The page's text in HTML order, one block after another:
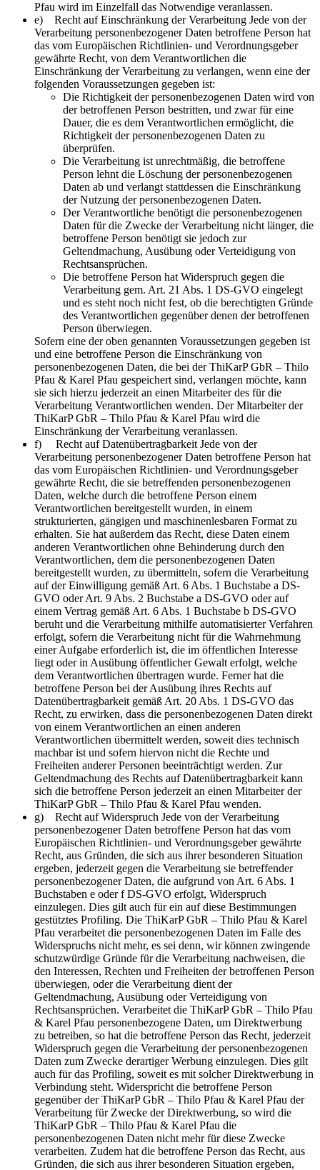
Pfau wird im Einzelfall das Notwendige veranlassen.
e) Recht auf Einschränkung der Verarbeitung Jede von der
Verarbeitung personenbezogener Daten betroffene Person hat
das vom Europäischen Richtlinien- und Verordnungsgeber
gewährte Recht, von dem Verantwortlichen die
Einschränkung der Verarbeitung zu verlangen, wenn eine der
folgenden Voraussetzungen gegeben ist:
Die Richtigkeit der personenbezogenen Daten wird von
der betroffenen Person bestritten, und zwar für eine
Dauer, die es dem Verantwortlichen ermöglicht, die
Richtigkeit der personenbezogenen Daten zu
überprüfen.
Die Verarbeitung ist unrechtmäßig, die betroffene
Person lehnt die Löschung der personenbezogenen
Daten ab und verlangt stattdessen die Einschränkung
der Nutzung der personenbezogenen Daten.
Der Verantwortliche benötigt die personenbezogenen
Daten für die Zwecke der Verarbeitung nicht länger, die
betroffene Person benötigt sie jedoch zur
Geltendmachung, Ausübung oder Verteidigung von
Rechtsansprüchen.
Die betroffene Person hat Widerspruch gegen die
Verarbeitung gem. Art. 21 Abs. 1 DS-GVO eingelegt
und es steht noch nicht fest, ob die berechtigten Gründe
des Verantwortlichen gegenüber denen der betroffenen
Person überwiegen.
Sofern eine der oben genannten Voraussetzungen gegeben ist
und eine betroffene Person die Einschränkung von
personenbezogenen Daten, die bei der ThiKarP GbR – Thilo
Pfau & Karel Pfau gespeichert sind, verlangen möchte, kann
sie sich hierzu jederzeit an einen Mitarbeiter des für die
Verarbeitung Verantwortlichen wenden. Der Mitarbeiter der
ThiKarP GbR – Thilo Pfau & Karel Pfau wird die
Einschränkung der Verarbeitung veranlassen.
f) Recht auf Datenübertragbarkeit Jede von der
Verarbeitung personenbezogener Daten betroffene Person hat
das vom Europäischen Richtlinien- und Verordnungsgeber
gewährte Recht, die sie betreffenden personenbezogenen
Daten, welche durch die betroffene Person einem
Verantwortlichen bereitgestellt wurden, in einem
strukturierten, gängigen und maschinenlesbaren Format zu
erhalten. Sie hat außerdem das Recht, diese Daten einem
anderen Verantwortlichen ohne Behinderung durch den
Verantwortlichen, dem die personenbezogenen Daten
bereitgestellt wurden, zu übermitteln, sofern die Verarbeitung
auf der Einwilligung gemäß Art. 6 Abs. 1 Buchstabe a DS-
GVO oder Art. 9 Abs. 2 Buchstabe a DS-GVO oder auf
einem Vertrag gemäß Art. 6 Abs. 1 Buchstabe b DS-GVO
beruht und die Verarbeitung mithilfe automatisierter Verfahren
erfolgt, sofern die Verarbeitung nicht für die Wahrnehmung
einer Aufgabe erforderlich ist, die im öffentlichen Interesse
liegt oder in Ausübung öffentlicher Gewalt erfolgt, welche
dem Verantwortlichen übertragen wurde. Ferner hat die
betroffene Person bei der Ausübung ihres Rechts auf
Datenübertragbarkeit gemäß Art. 20 Abs. 1 DS-GVO das
Recht, zu erwirken, dass die personenbezogenen Daten direkt
von einem Verantwortlichen an einen anderen
Verantwortlichen übermittelt werden, soweit dies technisch
machbar ist und sofern hiervon nicht die Rechte und
Freiheiten anderer Personen beeinträchtigt werden. Zur
Geltendmachung des Rechts auf Datenübertragbarkeit kann
sich die betroffene Person jederzeit an einen Mitarbeiter der
ThiKarP GbR – Thilo Pfau & Karel Pfau wenden.
g) Recht auf Widerspruch Jede von der Verarbeitung
personenbezogener Daten betroffene Person hat das vom
Europäischen Richtlinien- und Verordnungsgeber gewährte
Recht, aus Gründen, die sich aus ihrer besonderen Situation
ergeben, jederzeit gegen die Verarbeitung sie betreffender
personenbezogener Daten, die aufgrund von Art. 6 Abs. 1
Buchstaben e oder f DS-GVO erfolgt, Widerspruch
einzulegen. Dies gilt auch für ein auf diese Bestimmungen
gestütztes Profiling. Die ThiKarP GbR – Thilo Pfau & Karel
Pfau verarbeitet die personenbezogenen Daten im Falle des
Widerspruchs nicht mehr, es sei denn, wir können zwingende
schutzwürdige Gründe für die Verarbeitung nachweisen, die
den Interessen, Rechten und Freiheiten der betroffenen Person
überwiegen, oder die Verarbeitung dient der
Geltendmachung, Ausübung oder Verteidigung von
Rechtsansprüchen. Verarbeitet die ThiKarP GbR – Thilo Pfau
& Karel Pfau personenbezogene Daten, um Direktwerbung
zu betreiben, so hat die betroffene Person das Recht, jederzeit
Widerspruch gegen die Verarbeitung der personenbezogenen
Daten zum Zwecke derartiger Werbung einzulegen. Dies gilt
auch für das Profiling, soweit es mit solcher Direktwerbung in
Verbindung steht. Widerspricht die betroffene Person
gegenüber der ThiKarP GbR – Thilo Pfau & Karel Pfau der
Verarbeitung für Zwecke der Direktwerbung, so wird die
ThiKarP GbR – Thilo Pfau & Karel Pfau die
personenbezogenen Daten nicht mehr für diese Zwecke
verarbeiten. Zudem hat die betroffene Person das Recht, aus
Gründen, die sich aus ihrer besonderen Situation ergeben,